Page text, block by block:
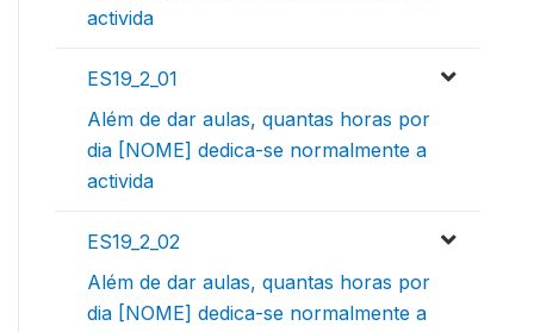
activida
ES19_2_01
Além de dar aulas, quantas horas por
dia [NOME] dedica-se normalmente a
activida
ES19_2_02
Além de dar aulas, quantas horas por
dia [NOME] dedica-se normalmente a